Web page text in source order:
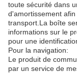
toute sécurité dans
d'amortissement
transport.La boîte
informations sur le
pour une
Pour la navigation:
Le produit de
par un service de